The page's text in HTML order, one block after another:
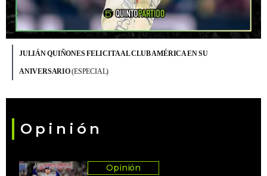
JULIÁN QUIÑONES FELICITA AL CLUB AMÉRICA EN SU
ANIVERSARIO(ESPECIAL)
Opinión
Opinión